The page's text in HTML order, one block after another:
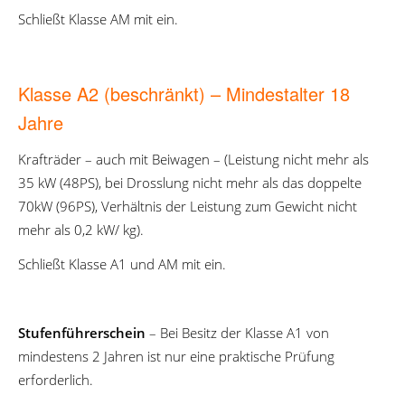
Schließt Klasse AM mit ein.
Klasse A2 (beschränkt) – Mindestalter 18
Jahre
Krafträder – auch mit Beiwagen – (Leistung nicht mehr als
35 kW (48PS), bei Drosslung nicht mehr als das doppelte
70kW (96PS), Verhältnis der Leistung zum Gewicht nicht
mehr als 0,2 kW/ kg).
Schließt Klasse A1 und AM mit ein.
Stufenführerschein – Bei Besitz der Klasse A1 von
mindestens 2 Jahren ist nur eine praktische Prüfung
erforderlich.